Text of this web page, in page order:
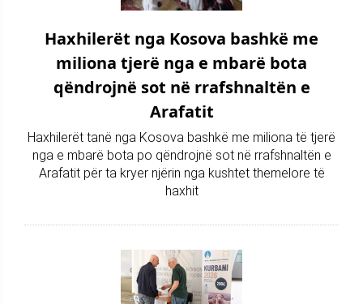
Haxhilerët nga Kosova bashkë me
miliona tjerë nga e mbarë bota
qëndrojnë sot në rrafshnaltën e
Arafatit
Haxhilerët tanë nga Kosova bashkë me miliona të tjerë
nga e mbarë bota po qëndrojnë sot në rrafshnaltën e
Arafatit për ta kryer njërin nga kushtet themelore të
haxhit